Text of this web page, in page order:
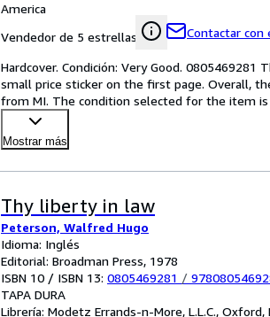
America
Vendedor de 5 estrellas
Contactar con
Hardcover. Condición: Very Good.
small price sticker on the first page. Overall,
from MI. The condition selected for the item
Mostrar más
Thy liberty in law
Peterson, Walfred Hugo
Idioma: Inglés
Editorial: Broadman Press, 1978
ISBN 10 / ISBN 13: 0805469281 /
TAPA DURA
Librería: Modetz Errands-n-More, L.L.C., Oxford,